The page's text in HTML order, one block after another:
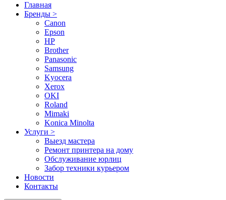
Главная
Бренды >
Canon
Epson
HP
Brother
Panasonic
Samsung
Kyocera
Xerox
OKI
Roland
Mimaki
Konica Minolta
Услуги >
Выезд мастера
Ремонт принтера на дому
Обслуживание юрлиц
Забор техники курьером
Новости
Контакты